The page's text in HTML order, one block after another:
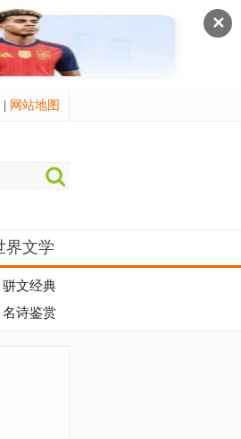
✕
网站地图
界文学
骈文经典
名诗鉴赏